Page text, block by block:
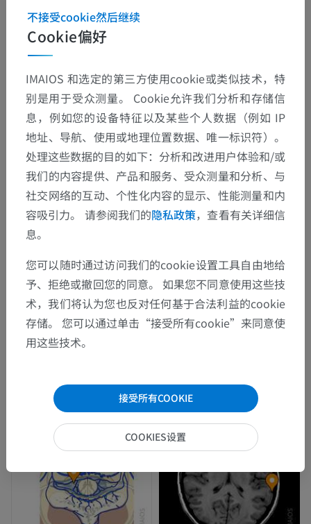
Cookie偏好
不接受cookie然后继续
IMAIOS 和选定的第三方使用cookie或类似技术，特
别是用于受众测量。 Cookie允许我们分析和存储信
息，例如您的设备特征以及某些个人数据（例如 IP
地址、导航、使用或地理位置数据、唯一标识符）。
处理这些数据的目的如下：分析和改进用户体验和/或
我们的内容提供、产品和服务、受众测量和分析、与
社交网络的互动、个性化内容的显示、性能测量和内
容吸引力。 请参阅我们的隐私政策，查看有关详细信
息。
您可以随时通过访问我们的cookie设置工具自由地给
予、拒绝或撤回您的同意。 如果您不同意使用这些技
术，我们将认为您也反对任何基于合法利益的cookie
存储。 您可以通过单击“接受所有cookie”来同意使
用这些技术。
接受所有COOKIE
COOKIES设置